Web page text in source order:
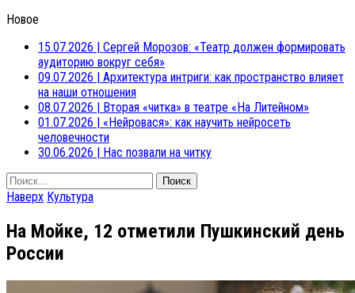
Новое
15.07.2026 | Сергей Морозов: «Театр должен формировать
аудиторию вокруг себя»
09.07.2026 | Архитектура интриги: как пространство влияет
на наши отношения
08.07.2026 | Вторая «читка» в театре «На Литейном»
01.07.2026 | «Нейровася»: как научить нейросеть
человечности
30.06.2026 | Нас позвали на читку
Найти:
Наверх Культура
На Мойке, 12 отметили Пушкинский день
России